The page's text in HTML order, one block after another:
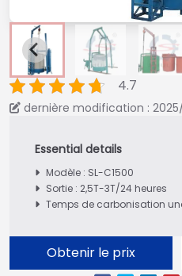
4.7
dernière modification : 2025/
Modèle : SL-C1500
Sortie : 2,5T-3T/24 heures
Temps de carbonisation
Obtenir le prix